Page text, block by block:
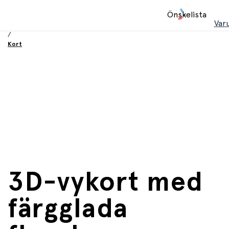
Önskelista
/
Kort
3D-vykort med
färgglada